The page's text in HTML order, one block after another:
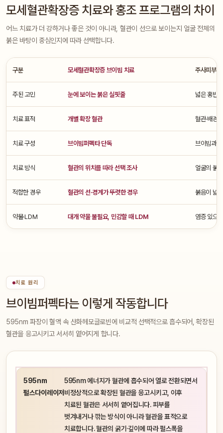
모세혈관확장증 치료와 홍조 프로그램의 차이
어느 치료가 더 강하거나 좋은 것이 아니라, 혈관이 선으로 보이는지 얼굴 전체의
붉은 바탕이 중심인지에 따라 선택합니다.
구분 모세혈관확장증 브이빔 치료 주사피부
주된 고민 눈에 보이는 붉은 실핏줄 넓은 홍반
치료 표적 개별 확장 혈관 혈관·배경
치료 구성 브이빔퍼펙타 단독 브이빔과
치료 방식 혈관의 위치를 따라 선택 조사 얼굴의 붉
적합한 경우 혈관의 선·경계가 뚜렷한 경우 붉음이 넓
약물·LDM 대개 약물 불필요, 민감할 때 LDM 염증 있으
치료 원리
브이빔퍼펙타는 이렇게 작동합니다
595nm 파장이 혈액 속 산화헤모글로빈에 비교적 선택적으로 흡수되어, 확장된
혈관을 응고시키고 서서히 옅어지게 합니다.
595nm
펄스다이레이저
595nm 에너지가 혈관에 흡수되어 열로 전환되면서
비정상적으로 확장된 혈관을 응고시키고, 이후
치료된 혈관은 서서히 옅어집니다. 피부를
벗겨내거나 깎는 방식이 아니라 혈관을 표적으로
치료합니다. 혈관의 굵기·깊이에 따라 펄스폭을